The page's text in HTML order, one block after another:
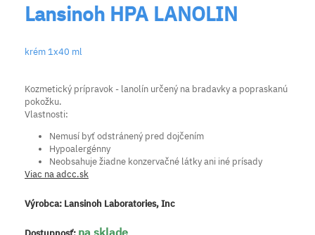
Lansinoh HPA LANOLIN
krém 1x40 ml
Kozmetický prípravok - lanolín určený na bradavky a popraskanú
pokožku.
Vlastnosti:
Nemusí byť odstránený pred dojčením
Hypoalergénny
Neobsahuje žiadne konzervačné látky ani iné prísady
Viac na adcc.sk
Výrobca: Lansinoh Laboratories, Inc